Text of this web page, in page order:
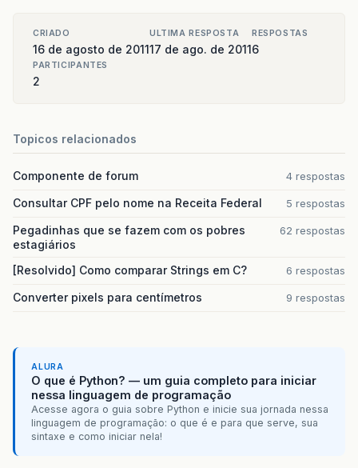
CRIADO
16 de agosto de 2011
ULTIMA RESPOSTA
17 de ago. de 2011
RESPOSTAS
6
PARTICIPANTES
2
Topicos relacionados
Componente de forum 4 respostas
Consultar CPF pelo nome na Receita Federal 5 respostas
Pegadinhas que se fazem com os pobres
estagiários
62 respostas
[Resolvido] Como comparar Strings em C? 6 respostas
Converter pixels para centímetros 9 respostas
ALURA
O que é Python? — um guia completo para iniciar
nessa linguagem de programação
Acesse agora o guia sobre Python e inicie sua jornada nessa
linguagem de programação: o que é e para que serve, sua
sintaxe e como iniciar nela!